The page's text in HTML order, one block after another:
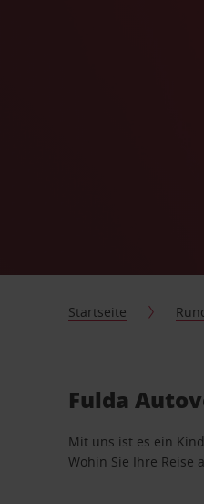
Startseite
Fulda
Mit uns ist es ein
Wohin Sie Ihre Reise